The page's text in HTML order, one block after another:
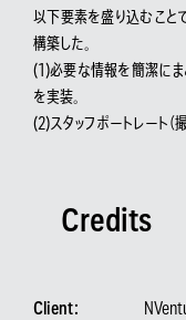
以下要素を盛り込むこと
構築した。
(1)必要な情報を簡潔にま
を実装。
(2)スタッフポートレート（
Credits
Client：